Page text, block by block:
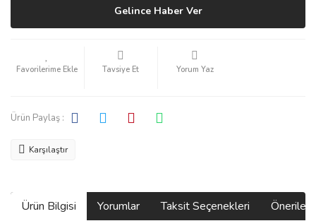
Gelince Haber Ver
Tavsiye Et Yorum Yaz
Ürün Paylaş :
Karşılaştır
Ürün Bilgisi Yorumlar Taksit Seçenekleri